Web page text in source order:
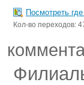
Посмотреть
Кол-во переходов: